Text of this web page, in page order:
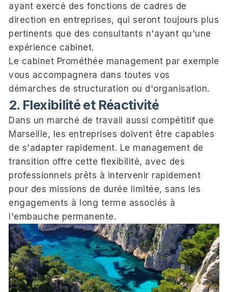
ayant exercé des fonctions de cadres de
direction en entreprises, qui seront toujours plus
pertinents que des consultants n'ayant qu'une
expérience cabinet.
Le cabinet Prométhée management par exemple
vous accompagnera dans toutes vos
démarches de structuration ou d'organisation.
2. Flexibilité et Réactivité
Dans un marché de travail aussi compétitif que
Marseille, les entreprises doivent être capables
de s'adapter rapidement. Le management de
transition offre cette flexibilité, avec des
professionnels prêts à intervenir rapidement
pour des missions de durée limitée, sans les
engagements à long terme associés à
l'embauche permanente.